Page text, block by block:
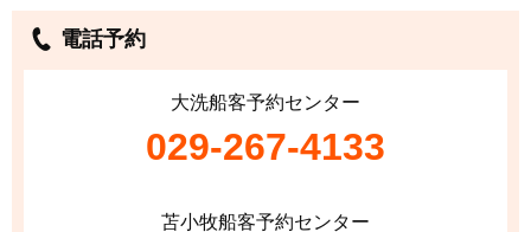
電話予約
大洗船客予約センター
029-267-4133
苫小牧船客予約センター